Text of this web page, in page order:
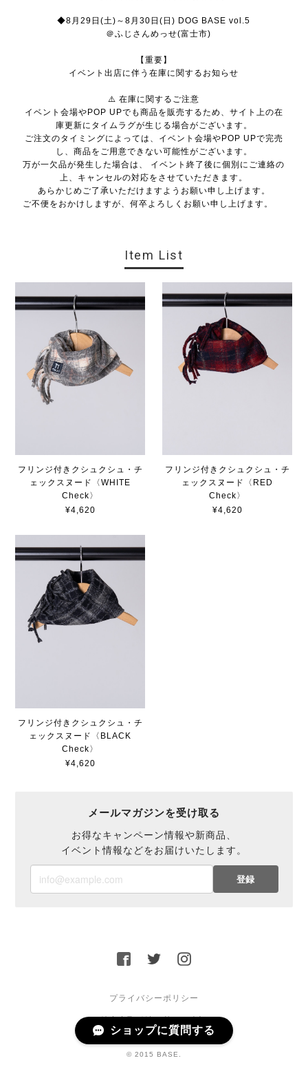
◆8月29日(土)～8月30日(日) DOG BASE vol.5
＠ふじさんめっせ(富士市)
【重要】
イベント出店に伴う在庫に関するお知らせ
⚠️ 在庫に関するご注意
イベント会場やPOP UPでも商品を販売するため、サイト上の在
庫更新にタイムラグが生じる場合がございます。
ご注文のタイミングによっては、イベント会場やPOP UPで完売
し、商品をご用意できない可能性がございます。
万が一欠品が発生した場合は、 イベント終了後に個別にご連絡の
上、キャンセルの対応をさせていただきます。
あらかじめご了承いただけますようお願い申し上げます。
ご不便をおかけしますが、何卒よろしくお願い申し上げます。
Item List
フリンジ付きクシュクシュ・チ
ェックスヌード〈WHITE
Check〉
¥4,620
フリンジ付きクシュクシュ・チ
ェックスヌード〈RED
Check〉
¥4,620
フリンジ付きクシュクシュ・チ
ェックスヌード〈BLACK
Check〉
¥4,620
メールマガジンを受け取る
お得なキャンペーン情報や新商品、
イベント情報などをお届けいたします。
登録
プライバシーポリシー
特定商取引法に基づく表記
© 2015 BASE.
ショップに質問する